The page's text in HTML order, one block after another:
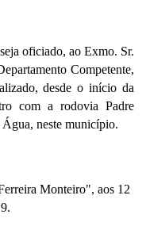
oficiado, ao Exmo. Sr.
Competente,
desde o início da
com a rodovia Padre
neste município.
Monteiro", aos 12